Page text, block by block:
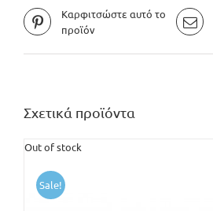
Καρφιτσώστε αυτό το
προϊόν
Σχετικά προϊόντα
Out of stock
Sale!